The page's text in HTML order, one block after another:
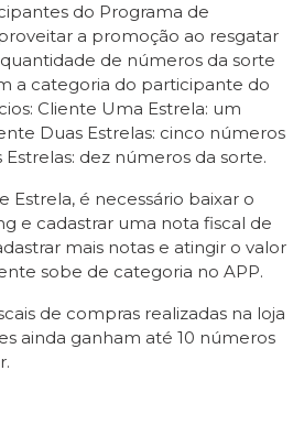
do Programa de
a promoção ao resgatar
de números da sorte
a categoria do participante do
Cliente Uma Estrela: um
Duas Estrelas: cinco números
Estrelas: dez números da sorte.
Estrela, é necessário baixar o
e cadastrar uma nota fiscal de
mais notas e atingir o valor
sobe de categoria no APP.
de compras realizadas na loja
ainda ganham até 10 números